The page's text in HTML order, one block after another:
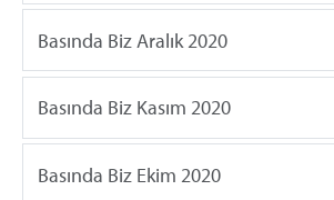
Basında Biz Aralık 2020
Basında Biz Kasım 2020
Basında Biz Ekim 2020